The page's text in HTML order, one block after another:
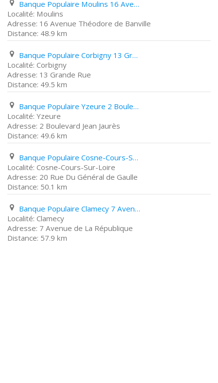
Banque Populaire Moulins 16 Avenue Théodore de Banville
Moulins
16 Avenue Théodore de Banville
48.9 km
Banque Populaire Corbigny 13 Grande Rue
Corbigny
13 Grande Rue
49.5 km
Banque Populaire Yzeure 2 Boulevard Jean Jaurès
Yzeure
2 Boulevard Jean Jaurès
49.6 km
Banque Populaire Cosne-Cours-Sur-Loire 20 Rue Du Général de Gaulle
Cosne-Cours-Sur-Loire
20 Rue Du Général de Gaulle
50.1 km
Banque Populaire Clamecy 7 Avenue de La République
Clamecy
7 Avenue de La République
57.9 km